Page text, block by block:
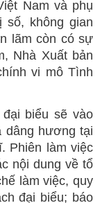
Nam và phụ
số, không gian
lãm còn có sự
Nhà Xuất bản
vi mô Tình
biểu sẽ vào
dâng hương tại
Phiên làm việc
nội dung về tổ
làm việc, quy
đại biểu; báo